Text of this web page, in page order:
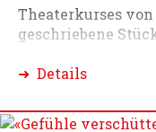
Theaterkurses
geschriebene
➜ Details